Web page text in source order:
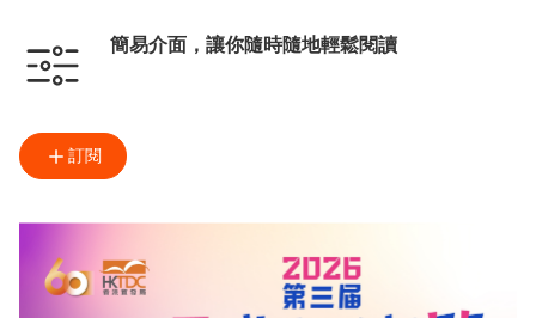
簡易介面，讓你隨時隨地輕鬆閱讀
訂閱